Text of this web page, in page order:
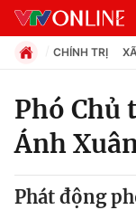
Chuyên mục
Chính trị
CHÍNH TRỊ
Phó Chủ
Ánh
Phát động